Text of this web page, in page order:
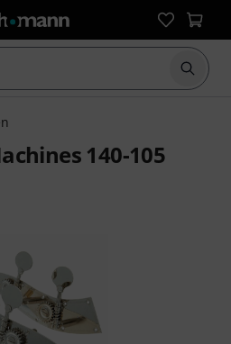
Suche
140-105
aus 5 Kundenbewertungen